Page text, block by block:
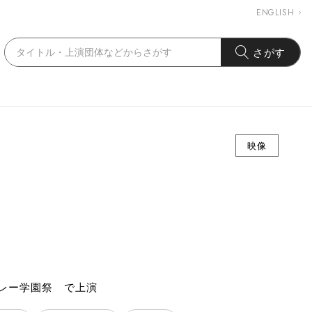
ENGLISH
さがす
映像
ー学園祭 で上演